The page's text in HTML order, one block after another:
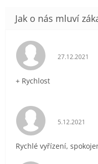
Hodnocení
27.12.2021
+ Rychlost
Hodnocení
5.12.2021
Rychlé vyřízení,